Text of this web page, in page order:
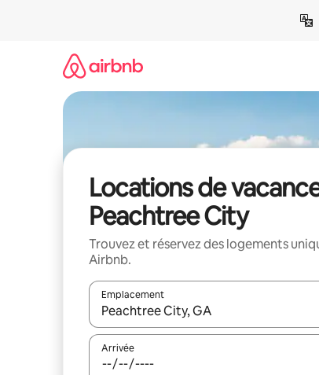
Locations de
Peachtree City
Trouvez et réservez des logements
Airbnb.
Emplacement
Quand les résultats sont affichés,
Arrivée